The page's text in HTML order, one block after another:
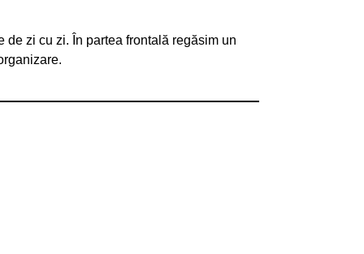
zi cu zi. În partea frontală regăsim un